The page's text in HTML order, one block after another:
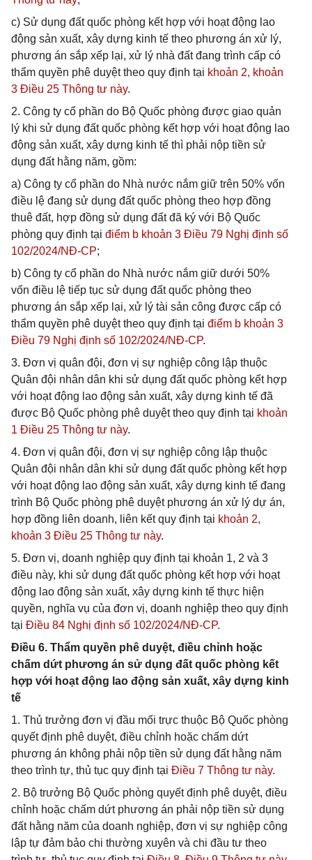
c) Sử dụng đất quốc phòng kết hợp với hoạt động lao
động sản xuất, xây dựng kinh tế theo phương án xử lý,
phương án sắp xếp lại, xử lý nhà đất đang trình cấp có
thẩm quyền phê duyệt theo quy định tại khoản 2, khoản
3 Điều 25 Thông tư này.
2. Công ty cổ phần do Bộ Quốc phòng được giao quản
lý khi sử dụng đất quốc phòng kết hợp với hoạt động lao
động sản xuất, xây dựng kinh tế thì phải nộp tiền sử
dụng đất hằng năm, gồm:
a) Công ty cổ phần do Nhà nước nắm giữ trên 50% vốn
điều lệ đang sử dụng đất quốc phòng theo hợp đồng
thuê đất, hợp đồng sử dụng đất đã ký với Bộ Quốc
phòng quy định tại điểm b khoản 3 Điều 79 Nghị định số
102/2024/NĐ-CP;
b) Công ty cổ phần do Nhà nước nắm giữ dưới 50%
vốn điều lệ tiếp tục sử dụng đất quốc phòng theo
phương án sắp xếp lại, xử lý tài sản công được cấp có
thẩm quyền phê duyệt theo quy định tại điểm b khoản 3
Điều 79 Nghị định số 102/2024/NĐ-CP.
3. Đơn vị quân đội, đơn vị sự nghiệp công lập thuộc
Quân đội nhân dân khi sử dụng đất quốc phòng kết hợp
với hoạt động lao động sản xuất, xây dựng kinh tế đã
được Bộ Quốc phòng phê duyệt theo quy định tại khoản
1 Điều 25 Thông tư này.
4. Đơn vị quân đội, đơn vị sự nghiệp công lập thuộc
Quân đội nhân dân khi sử dụng đất quốc phòng kết hợp
với hoạt động lao động sản xuất, xây dựng kinh tế đang
trình Bộ Quốc phòng phê duyệt phương án xử lý dự án,
hợp đồng liên doanh, liên kết quy định tại khoản 2,
khoản 3 Điều 25 Thông tư này.
5. Đơn vị, doanh nghiệp quy định tại khoản 1, 2 và 3
điều này, khi sử dụng đất quốc phòng kết hợp với hoạt
động lao động sản xuất, xây dựng kinh tế thực hiện
quyền, nghĩa vụ của đơn vị, doanh nghiệp theo quy định
tại Điều 84 Nghị định số 102/2024/NĐ-CP.
Điều 6. Thẩm quyền phê duyệt, điều chỉnh hoặc
chấm dứt phương án sử dụng đất quốc phòng kết
hợp với hoạt động lao động sản xuất, xây dựng kinh
tế
1. Thủ trưởng đơn vị đầu mối trực thuộc Bộ Quốc phòng
quyết định phê duyệt, điều chỉnh hoặc chấm dứt
phương án không phải nộp tiền sử dụng đất hằng năm
theo trình tự, thủ tục quy định tại Điều 7 Thông tư này.
2. Bộ trưởng Bộ Quốc phòng quyết định phê duyệt, điều
chỉnh hoặc chấm dứt phương án phải nộp tiền sử dụng
đất hằng năm của doanh nghiệp, đơn vị sự nghiệp công
lập tự đảm bảo chi thường xuyên và chi đầu tư theo